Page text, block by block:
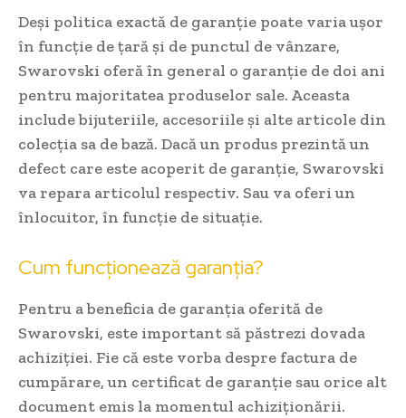
Deși politica exactă de garanție poate varia ușor
în funcție de țară și de punctul de vânzare,
Swarovski oferă în general o garanție de doi ani
pentru majoritatea produselor sale. Aceasta
include bijuteriile, accesoriile și alte articole din
colecția sa de bază. Dacă un produs prezintă un
defect care este acoperit de garanție, Swarovski
va repara articolul respectiv. Sau va oferi un
înlocuitor, în funcție de situație.
Cum funcționează garanția?
Pentru a beneficia de garanția oferită de
Swarovski, este important să păstrezi dovada
achiziției. Fie că este vorba despre factura de
cumpărare, un certificat de garanție sau orice alt
document emis la momentul achiziționării.